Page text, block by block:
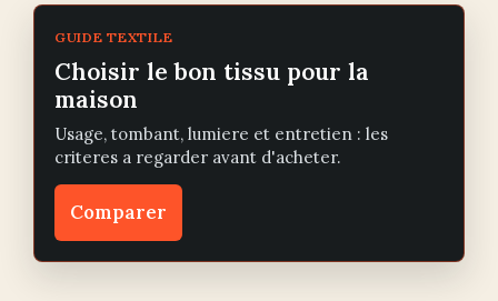
GUIDE TEXTILE
Choisir le bon tissu pour la
maison
Usage, tombant, lumiere et entretien : les
criteres a regarder avant d'acheter.
Comparer